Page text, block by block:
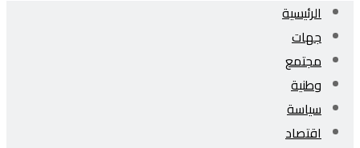
الرئيسية
جهات
مجتمع
وطنية
سياسة
اقتصاد